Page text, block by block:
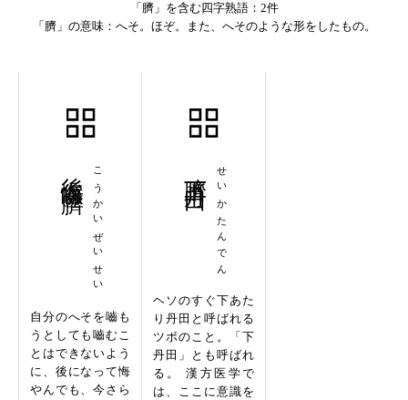
「臍」を含む四字熟語：2件
「臍」の意味：へそ。ほぞ。また、へそのような形をしたもの。
こうかいぜいせい
自分のへそを嚙も
うとしても嚙むこ
とはできないよう
に、後になって悔
やんでも、今さら
せいかたんでん
ヘソのすぐ下あた
り丹田と呼ばれる
ツボのこと。「下
丹田」とも呼ばれ
る。 漢方医学で
は、ここに意識を